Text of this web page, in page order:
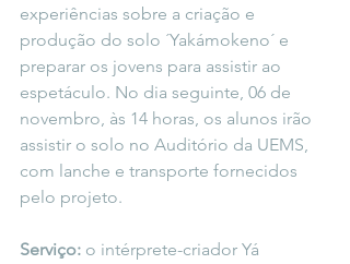
experiências sobre a criação e
produção do solo ´Yakámokeno´ e
preparar os jovens para assistir ao
espetáculo. No dia seguinte, 06 de
novembro, às 14 horas, os alunos irão
assistir o solo no Auditório da UEMS,
com lanche e transporte fornecidos
pelo projeto.
Serviço: o intérprete-criador Yá